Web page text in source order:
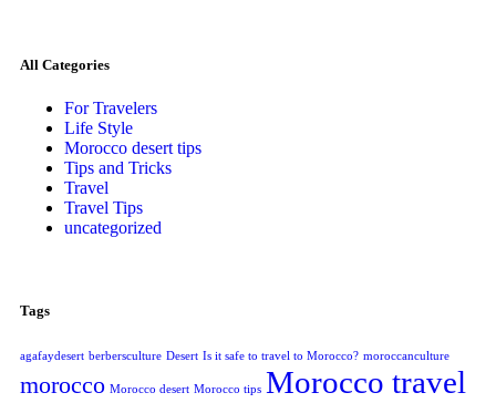
All Categories
For Travelers
Life Style
Morocco desert tips
Tips and Tricks
Travel
Travel Tips
uncategorized
Tags
agafaydesert berbersculture Desert Is it safe to travel to Morocco? moroccanculture
morocco Morocco desert Morocco tips Morocco travel